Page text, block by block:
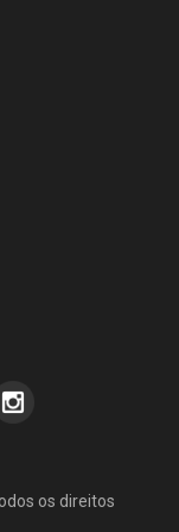
os direitos